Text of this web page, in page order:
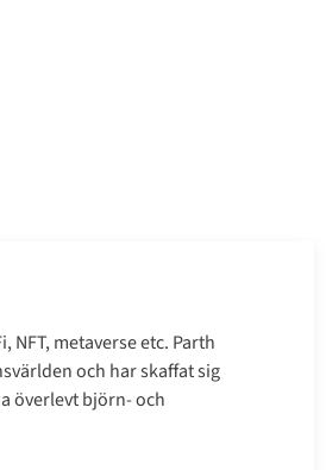
NFT, metaverse etc. Parth
och har skaffat sig
överlevt björn- och